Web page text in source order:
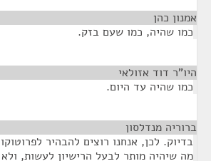
אמנון כהן
כמו שהיה, כמו שעם בזק.
היו"ר דוד אזולאי
כמו שהיה עד היום.
ברוריה מנדלסון
בדיוק. לכן, אנחנו רוצים להבהיר
מה שיהיה מותר לבעל הרישיון לעשות,